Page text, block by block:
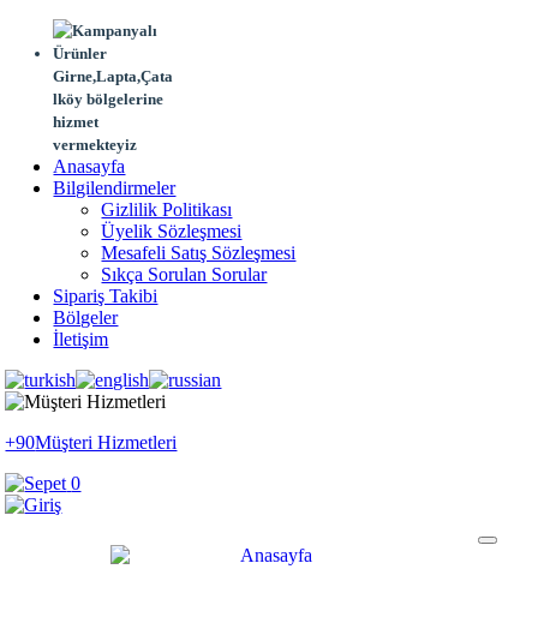
Girne,Lapta,Çata
lköy bölgelerine
hizmet
vermekteyiz
Anasayfa
Bilgilendirmeler
Gizlilik Politikası
Üyelik Sözleşmesi
Mesafeli Satış Sözleşmesi
Sıkça Sorulan Sorular
Sipariş Takibi
Bölgeler
İletişim
+90Müşteri Hizmetleri
0